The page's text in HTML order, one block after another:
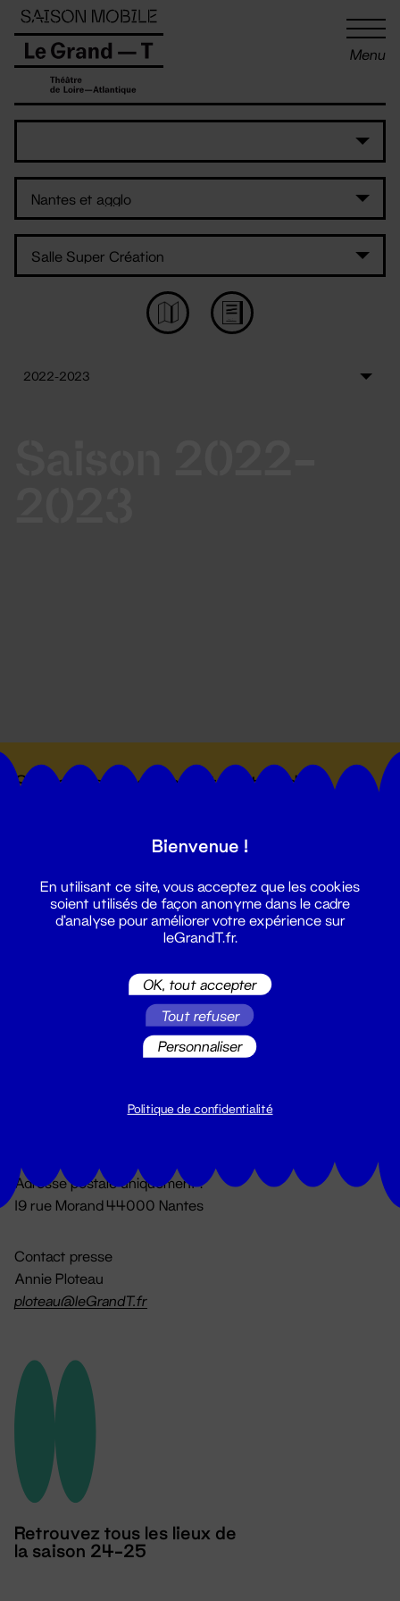
Menu
Suivez toutes les actualités du
Du lundi au vendredi 14h → 18h
Adresse postale uniquement :
19 rue Morand 44000 Nantes
Contact presse
Annie Ploteau
ploteau@leGrandT.fr
Retrouvez tous les lieux de
la saison 24-25
Panneau de gestion des cookies
Bienvenue !
En utilisant ce site, vous acceptez que les cookies
soient utilisés de façon anonyme dans le cadre
d'analyse pour améliorer votre expérience sur
leGrandT.fr.
OK, tout accepter
Tout refuser
Personnaliser
Politique de confidentialité